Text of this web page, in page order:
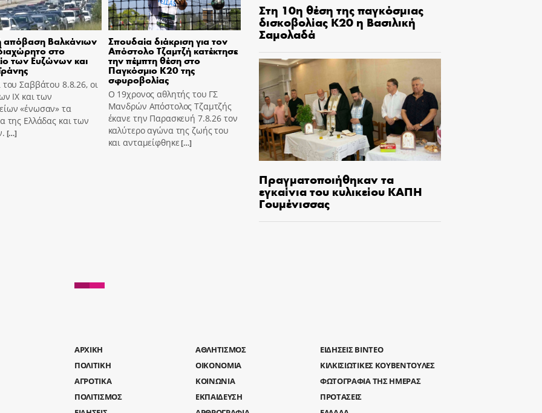
απόβαση Βαλκάνιων
στο
των Ευζώνων και
Σαββάτου 8.8.26, οι
ΙΧ και των
«ένωσαν» τα
της Ελλάδας και των
[…]
Σπουδαία διάκριση για τον
Απόστολο Τζαμτζή κατέκτησε
την πέμπτη θέση στο
Παγκόσμιο Κ20 της
σφυροβολίας
Ο 19χρονος αθλητής του ΓΣ
Μανδρών Απόστολος Τζαμτζής
έκανε την Παρασκευή 7.8.26 τον
καλύτερο αγώνα της ζωής του
και ανταμείφθηκε[…]
Στη 10η θέση της παγκόσμιας
δισκοβολίας Κ20 η Βασιλική
Σαμολαδά
Πραγματοποιήθηκαν τα
εγκαίνια του κυλικείου ΚΑΠΗ
Γουμένισσας
AΡΧΙΚΗ
ΑΘΛΗΤΙΣΜΟΣ
ΠΟΛΙΤΙΚΗ
ΟΙΚΟΝΟΜΙΑ
ΑΓΡΟΤΙΚΑ
ΚΟΙΝΩΝΙΑ
ΠΟΛΙΤΙΣΜΟΣ
ΕΚΠΑΙΔΕΥΣΗ
ΕΙΔΗΣΕΙΣ ΒΙΝΤΕΟ
ΚΙΛΚΙΣΙΩΤΙΚΕΣ ΚΟΥΒΕΝΤΟΥΛΕΣ
ΦΩΤΟΓΡΑΦΙΑ ΤΗΣ ΗΜΕΡΑΣ
ΠΡΟΤΑΣΕΙΣ